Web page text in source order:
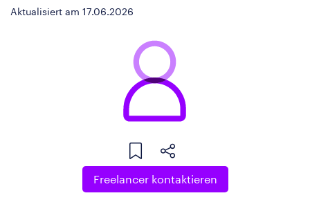
Aktualisiert am 17.06.2026
Freelancer kontaktieren